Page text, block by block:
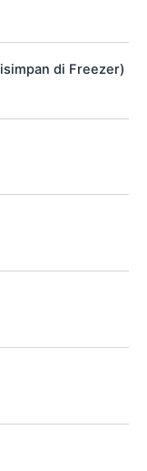
di Freezer)